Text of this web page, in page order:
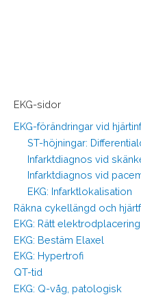
EKG-sidor
EKG-förändringar vid
ST-höjningar:
Infarktdiagnos vid
Infarktdiagnos vid
EKG: Infarktlokalisation
Räkna cykellängd och
EKG: Rätt
EKG: Bestäm Elaxel
EKG: Hypertrofi
QT-tid
EKG: Q-våg, patologisk